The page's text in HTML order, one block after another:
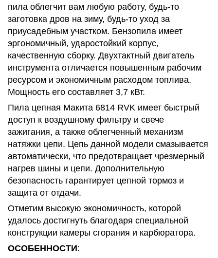
пила облегчит вам любую работу, будь-то
заготовка дров на зиму, будь-то уход за
приусадебным участком. Бензопила имеет
эргономичный, ударостойкий корпус,
качественную сборку. Двухтактный двигатель
инструмента отличается повышенным рабочим
ресурсом и экономичным расходом топлива.
Мощность его составляет 3,7 кВт.
Пила цепная Макита 6814 RVK имеет быстрый
доступ к воздушному фильтру и свече
зажигания, а также облегченный механизм
натяжки цепи. Цепь данной модели смазывается
автоматически, что предотвращает чрезмерный
нагрев шины и цепи. Дополнительную
безопасность гарантирует цепной тормоз и
защита от отдачи.
Отметим высокую экономичность, которой
удалось достигнуть благодаря специальной
конструкции камеры сгорания и карбюратора.
ОСОБЕННОСТИ: